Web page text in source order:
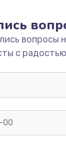
Pемонт
1300 руб.
Заказать
капиллярной
400 руб.
вопросы
с